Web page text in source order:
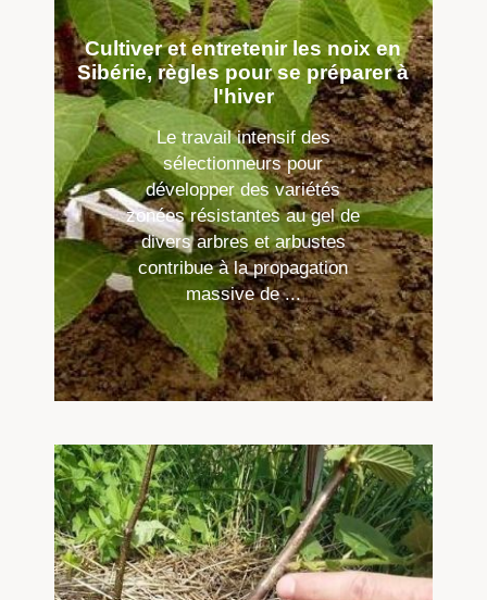
Cultiver et entretenir les noix en
Sibérie, règles pour se préparer à
l'hiver
Le travail intensif des
sélectionneurs pour
développer des variétés
zonées résistantes au gel de
divers arbres et arbustes
contribue à la propagation
massive de ...